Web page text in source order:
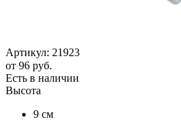
Артикул: 21923
от 96 руб.
Есть в наличии
Высота
9 см